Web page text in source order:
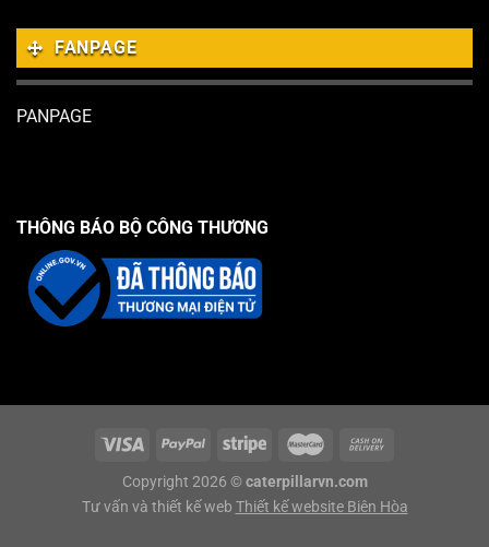
FANPAGE
PANPAGE
THÔNG BÁO BỘ CÔNG THƯƠNG
Copyright 2026 © caterpillarvn.com
Tư vấn và thiết kế web Thiết kế website Biên Hòa